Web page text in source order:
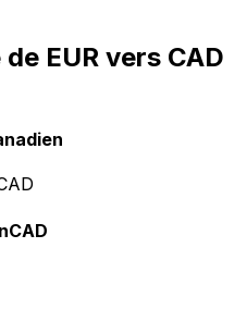
EUR vers CAD
CAD